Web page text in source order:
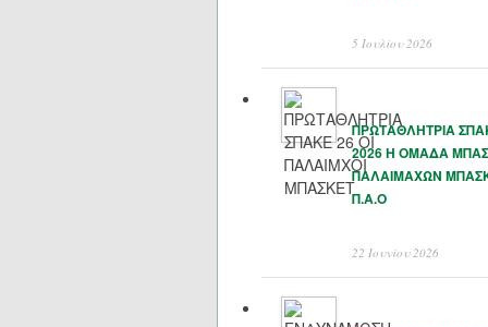
5 Ιουλίου 2026
ΠΡΩΤΑΘΛΗΤΡΙΑ
2026 Η ΟΜΑΔΑ
ΠΑΛΑΙΜΑΧΩΝ
Π.Α.Ο
22 Ιουνίου 2026